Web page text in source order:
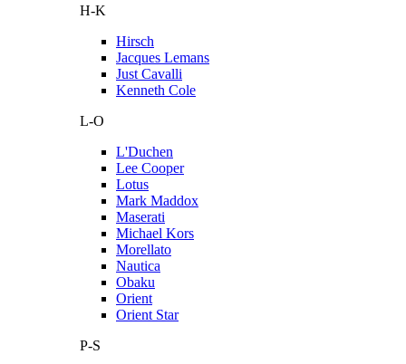
H-K
Hirsch
Jacques Lemans
Just Cavalli
Kenneth Cole
L-O
L'Duchen
Lee Cooper
Lotus
Mark Maddox
Maserati
Michael Kors
Morellato
Nautica
Obaku
Orient
Orient Star
P-S